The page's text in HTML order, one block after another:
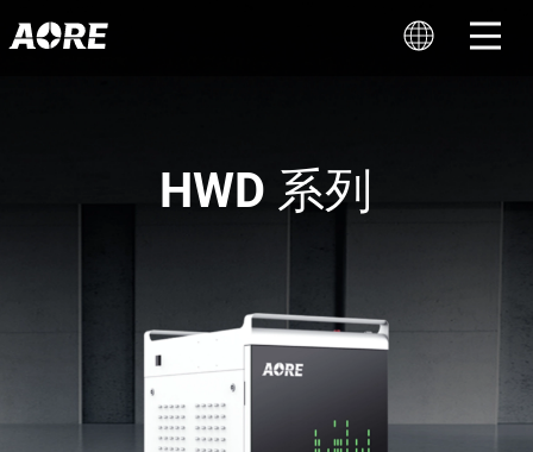
HWD 系列